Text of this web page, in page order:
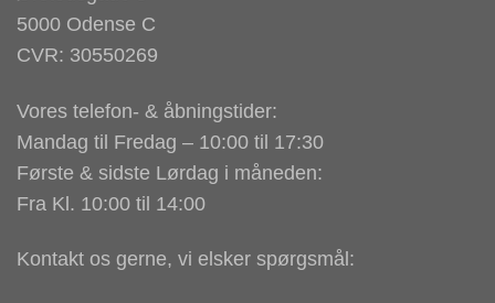
5000 Odense C
CVR: 30550269
Vores telefon- & åbningstider:
Mandag til Fredag – 10:00 til 17:30
Første & sidste Lørdag i måneden:
Fra Kl. 10:00 til 14:00
Kontakt os gerne, vi elsker spørgsmål: